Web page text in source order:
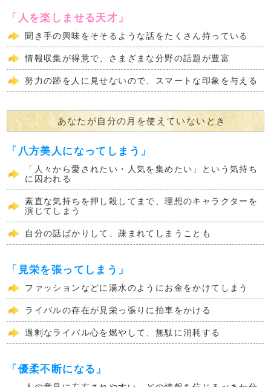
「人を楽しませる天才」
聞き手の興味をそそるような話をたくさん持っている
情報収集が得意で、さまざまな分野の話題が豊富
努力の跡を人に見せないので、スマートな印象を与える
あなたが自分の月を使えていないとき
「八方美人になってしまう」
「人々から愛されたい・人気を集めたい」という気持ち
に囚われる
素直な気持ちを押し殺してまで、理想のキャラクターを
演じてしまう
自分の話ばかりして、疎まれてしまうことも
「見栄を張ってしまう」
ファッションなどに湯水のようにお金をかけてしまう
ライバルの存在が見栄っ張りに拍車をかける
過剰なライバル心を燃やして、無駄に消耗する
「優柔不断になる」